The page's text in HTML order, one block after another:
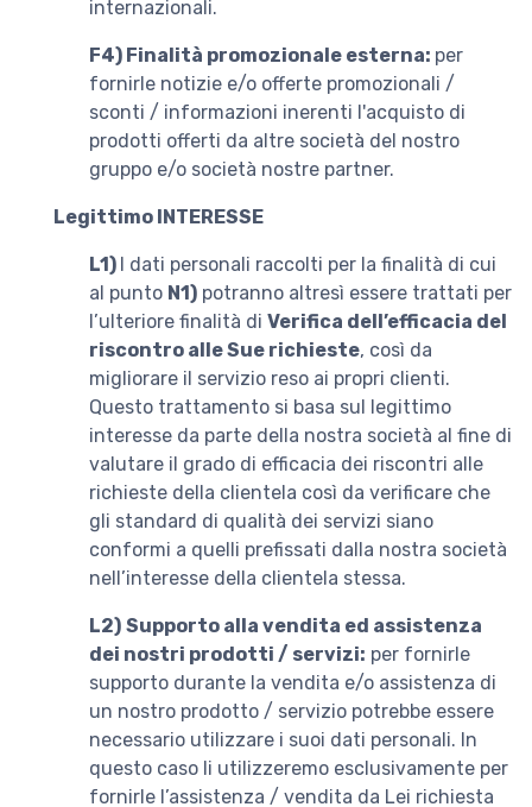
internazionali.
F4) Finalità promozionale esterna: per
fornirle notizie e/o offerte promozionali /
sconti / informazioni inerenti l'acquisto di
prodotti offerti da altre società del nostro
gruppo e/o società nostre partner.
Legittimo INTERESSE
L1)
I dati personali raccolti per la finalità di cui
al punto N1) potranno altresì essere trattati per
l’ulteriore finalità di Verifica dell’efficacia del
riscontro alle Sue richieste, così da
migliorare il servizio reso ai propri clienti.
Questo trattamento si basa sul legittimo
interesse da parte della nostra società al fine di
valutare il grado di efficacia dei riscontri alle
richieste della clientela così da verificare che
gli standard di qualità dei servizi siano
conformi a quelli prefissati dalla nostra società
nell’interesse della clientela stessa.
L2) Supporto alla vendita ed assistenza
dei nostri prodotti / servizi: per fornirle
supporto durante la vendita e/o assistenza di
un nostro prodotto / servizio potrebbe essere
necessario utilizzare i suoi dati personali. In
questo caso li utilizzeremo esclusivamente per
fornirle l’assistenza / vendita da Lei richiesta